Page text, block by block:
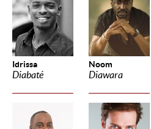
Idrissa
Diabaté
Noom
Diawara